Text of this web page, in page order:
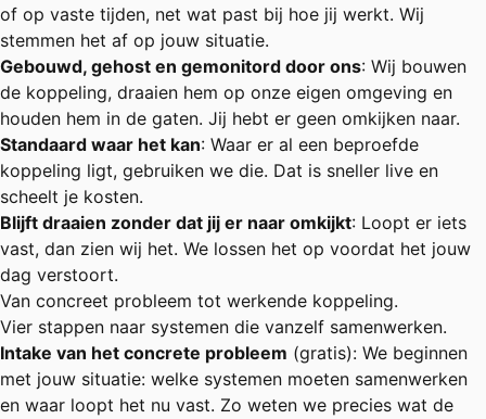
of op vaste tijden, net wat past bij hoe jij werkt. Wij
stemmen het af op jouw situatie.
Gebouwd, gehost en gemonitord door ons: Wij bouwen
de koppeling, draaien hem op onze eigen omgeving en
houden hem in de gaten. Jij hebt er geen omkijken naar.
Standaard waar het kan: Waar er al een beproefde
koppeling ligt, gebruiken we die. Dat is sneller live en
scheelt je kosten.
Blijft draaien zonder dat jij er naar omkijkt: Loopt er iets
vast, dan zien wij het. We lossen het op voordat het jouw
dag verstoort.
Van concreet probleem tot werkende koppeling.
Vier stappen naar systemen die vanzelf samenwerken.
Intake van het concrete probleem (gratis): We beginnen
met jouw situatie: welke systemen moeten samenwerken
en waar loopt het nu vast. Zo weten we precies wat de